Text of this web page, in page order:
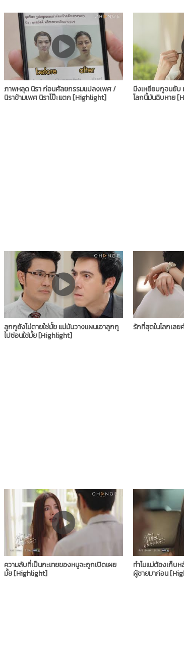
ภาพหลุด นิรา ก่อนศัลยกรรมแปลงเพศ​ /
นิราข้ามเพศ นิราโป๊ะแตก ​[Highlight]
มึงเหยียบกูจนยับ
โลกนี้มันฉิบหาย
ลูกกูยังไม่ตายใช่มั้ย แม่มันวางแผนเอาลูกกู
ไปซ่อนใช่มั้ย [Highlight]
รักที่สุดในโลกเล
ความลับที่เป็นกะเทยของหนูจะถูกเปิดเผย
มั้ย [Highlight]
ทำไมแม่ต้องเก็บ
ผู้ชายมาก่อน